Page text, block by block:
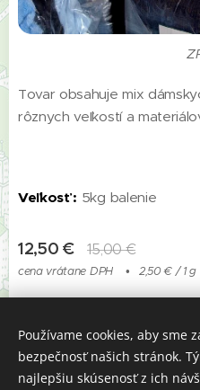
Tovar obsahuje mix
rôznych veľkostí a
Veľkosť : 5kg balenie
12,50 € 15,00€
cena vrátane DPH 2,50 € / 1 g
© 2019 SecoTex Slovakia
Používame cookies, aby sme
bezpečnosť našich stránok.
najlepšiu skúsenosť z ich